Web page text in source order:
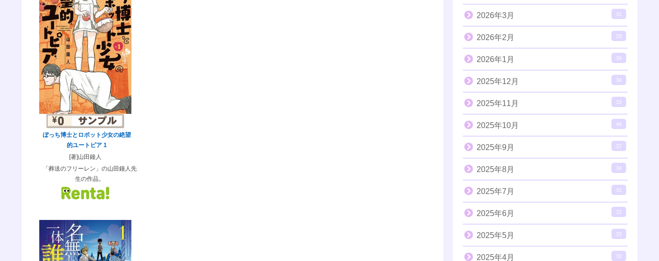
ぼっち博士とロボット少女の絶望
的ユートピア 1
[著]山田鐘人
「葬送のフリーレン」の山田鐘人先
生の作品。
2026年3月 31
2026年2月 28
2026年1月 39
2025年12月 34
2025年11月 33
2025年10月 46
2025年9月 37
2025年8月 34
2025年7月 31
2025年6月 32
2025年5月 33
2025年4月 30